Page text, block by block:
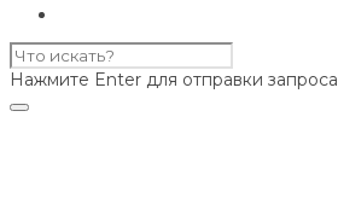
Нажмите Enter для отправки запроса